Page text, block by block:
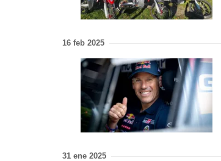
16 feb 2025
31 ene 2025